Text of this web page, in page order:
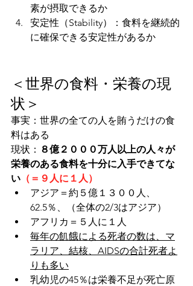
素が摂取できるか
安定性（Stability）：食料を継続的
に確保できる安定性があるか
＜世界の食料・栄養の現
状＞
事実：世界の全ての人を賄うだけの食
料はある
現状： ８億２０００万人以上の人々が
栄養のある食料を十分に入手できてな
い （＝９人に１人）
アジア＝約５億１３００人、
62.5％、（全体の2/3はアジア）
アフリカ＝５人に１人
毎年の飢餓による死者の数は、マ
ラリア、結核、AIDSの合計死者よ
りも多い
乳幼児の45％は栄養不足が死亡原